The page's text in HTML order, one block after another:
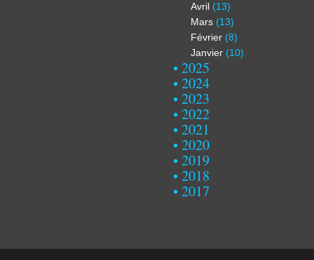
Avril (13)
Mars (13)
Février (8)
Janvier (10)
2025
2024
2023
2022
2021
2020
2019
2018
2017